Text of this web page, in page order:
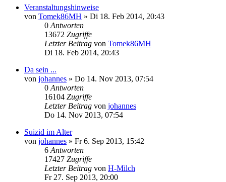
Veranstaltungshinweise
von Tomek86MH » Di 18. Feb 2014, 20:43
0 Antworten
13672 Zugriffe
Letzter Beitrag von Tomek86MH
Di 18. Feb 2014, 20:43
Da sein ...
von johannes » Do 14. Nov 2013, 07:54
0 Antworten
16104 Zugriffe
Letzter Beitrag von johannes
Do 14. Nov 2013, 07:54
Suizid im Alter
von johannes » Fr 6. Sep 2013, 15:42
6 Antworten
17427 Zugriffe
Letzter Beitrag von H-Milch
Fr 27. Sep 2013, 20:00